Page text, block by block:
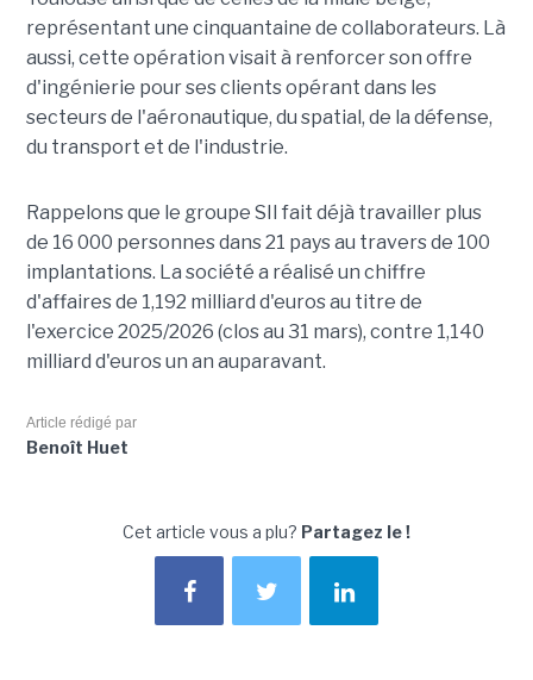
représentant une cinquantaine de collaborateurs. Là
aussi, cette opération visait à renforcer son offre
d'ingénierie pour ses clients opérant dans les
secteurs de l'aéronautique, du spatial, de la défense,
du transport et de l'industrie.
Rappelons que le groupe SII fait déjà travailler plus
de 16 000 personnes dans 21 pays au travers de 100
implantations. La société a réalisé un chiffre
d'affaires de 1,192 milliard d'euros au titre de
l'exercice 2025/2026 (clos au 31 mars), contre 1,140
milliard d'euros un an auparavant.
Article rédigé par
Benoît Huet
Cet article vous a plu? Partagez le !